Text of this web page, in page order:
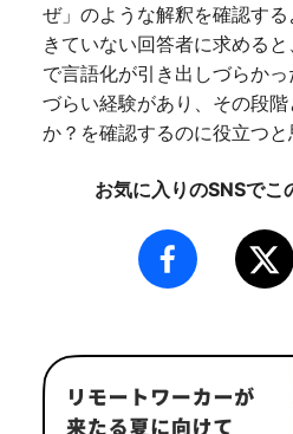
ぜ」のような解釈を確認す
きていない回答者に求める
で言語化が引き出しづらか
づらい経験があり、その段
か？を確認するのに役立つと
お気に入りのSNSでこ